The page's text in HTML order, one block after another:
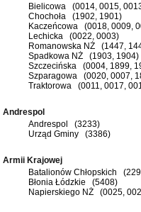
Bielicowa (0014, 0015,
Chochoła (1902, 1901)
Kaczeńcowa (0018, 0009,
Lechicka (0022, 0003)
Romanowska NŻ (1447,
Spadkowa NŻ (1903, 1904)
Szczecińska (0004, 1899,
Szparagowa (0020, 0007,
Traktorowa (0011, 0017,
Andrespol
Andrespol (3233)
Urząd Gminy (3386)
Armii Krajowej
Batalionów Chłopskich
Błonia Łódzkie (5408)
Napierskiego NŻ (0025,